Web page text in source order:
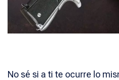
No sé si a ti te ocurre lo